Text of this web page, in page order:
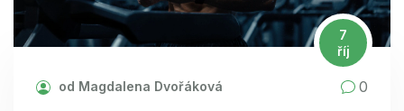
7
říj
od Magdalena Dvořáková 0